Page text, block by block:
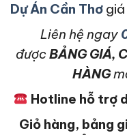
Dự Án Cần Thơ giá
Liên hệ ngay
được BẢNG GIÁ,
HÀNG
Hotline hỗ trợ
Giỏ hàng, bảng